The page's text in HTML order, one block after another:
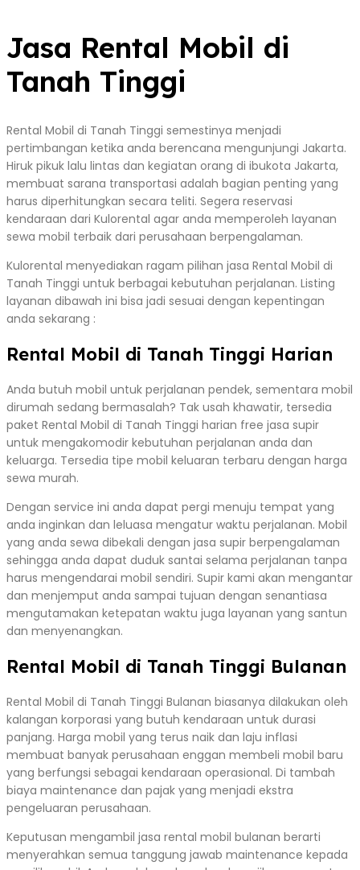
Jasa Rental Mobil di
Tanah Tinggi
Rental Mobil di Tanah Tinggi semestinya menjadi
pertimbangan ketika anda berencana mengunjungi Jakarta.
Hiruk pikuk lalu lintas dan kegiatan orang di ibukota Jakarta,
membuat sarana transportasi adalah bagian penting yang
harus diperhitungkan secara teliti. Segera reservasi
kendaraan dari Kulorental agar anda memperoleh layanan
sewa mobil terbaik dari perusahaan berpengalaman.
Kulorental menyediakan ragam pilihan jasa Rental Mobil di
Tanah Tinggi untuk berbagai kebutuhan perjalanan. Listing
layanan dibawah ini bisa jadi sesuai dengan kepentingan
anda sekarang :
Rental Mobil di Tanah Tinggi Harian
Anda butuh mobil untuk perjalanan pendek, sementara mobil
dirumah sedang bermasalah? Tak usah khawatir, tersedia
paket Rental Mobil di Tanah Tinggi harian free jasa supir
untuk mengakomodir kebutuhan perjalanan anda dan
keluarga. Tersedia tipe mobil keluaran terbaru dengan harga
sewa murah.
Dengan service ini anda dapat pergi menuju tempat yang
anda inginkan dan leluasa mengatur waktu perjalanan. Mobil
yang anda sewa dibekali dengan jasa supir berpengalaman
sehingga anda dapat duduk santai selama perjalanan tanpa
harus mengendarai mobil sendiri. Supir kami akan mengantar
dan menjemput anda sampai tujuan dengan senantiasa
mengutamakan ketepatan waktu juga layanan yang santun
dan menyenangkan.
Rental Mobil di Tanah Tinggi Bulanan
Rental Mobil di Tanah Tinggi Bulanan biasanya dilakukan oleh
kalangan korporasi yang butuh kendaraan untuk durasi
panjang. Harga mobil yang terus naik dan laju inflasi
membuat banyak perusahaan enggan membeli mobil baru
yang berfungsi sebagai kendaraan operasional. Di tambah
biaya maintenance dan pajak yang menjadi ekstra
pengeluaran perusahaan.
Keputusan mengambil jasa rental mobil bulanan berarti
menyerahkan semua tanggung jawab maintenance kepada